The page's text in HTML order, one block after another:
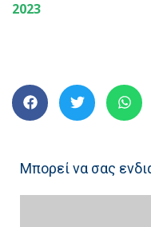
2023
Μπορεί να σας